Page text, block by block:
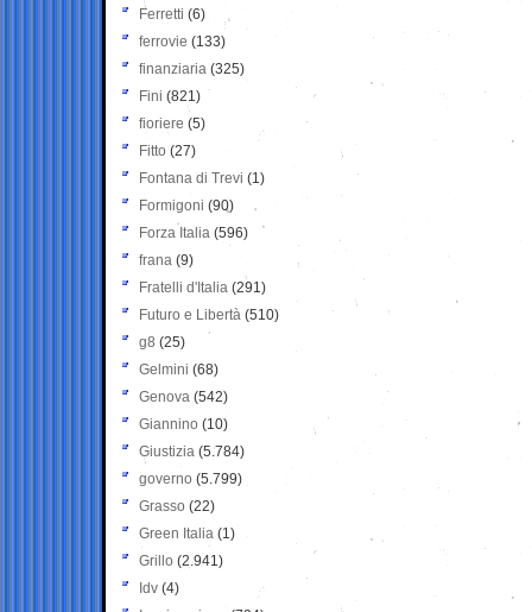
Ferretti (6)
ferrovie (133)
finanziaria (325)
Fini (821)
fioriere (5)
Fitto (27)
Fontana di Trevi (1)
Formigoni (90)
Forza Italia (596)
frana (9)
Fratelli d'Italia (291)
Futuro e Libertà (510)
g8 (25)
Gelmini (68)
Genova (542)
Giannino (10)
Giustizia (5.784)
governo (5.799)
Grasso (22)
Green Italia (1)
Grillo (2.941)
Idv (4)